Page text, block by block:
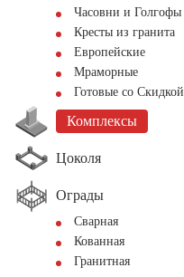
Часовни и Голгофы
Кресты из гранита
Европейские
Мраморные
Готовые со Скидкой
Комплексы
Цоколя
Ограды
Сварная
Кованная
Гранитная